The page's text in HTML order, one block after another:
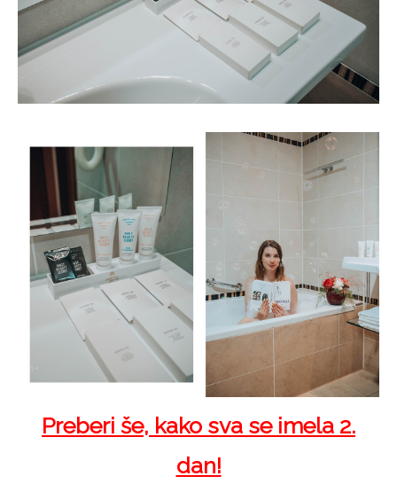
Preberi še, kako sva se imela 2.
dan!